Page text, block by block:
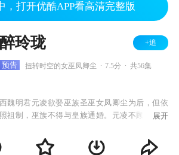
，打开优酷APP看高清完整版
醉玲珑 +追
预告 扭转时空的女巫凤卿尘 7.5分 共56集
西魏明君元凌欲娶巫族圣巫女凤卿尘为后，但依
照祖制，巫族不得与皇族通婚。元凌不顾天下人
巫族驱逐，七皇子元湛发动兵变。眼见元凌因
自己而被逼至生死边缘，凤卿尘发动巫族禁术
展开